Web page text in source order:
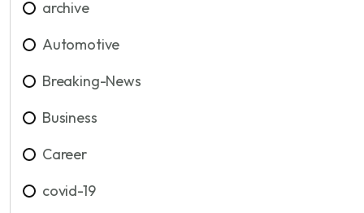
archive
Automotive
Breaking-News
Business
Career
covid-19